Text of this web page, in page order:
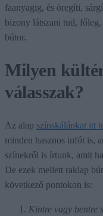
faanyagig, és öregíti,
bizony látszani tud, főleg,
bútor.
Milyen
válasszak?
Az alap színskálánkat itt
minden hasznos infót is,
színekről is írtunk, amit
De ezek mellett raklap
következő pontokon is:
Kintre vagy bentre